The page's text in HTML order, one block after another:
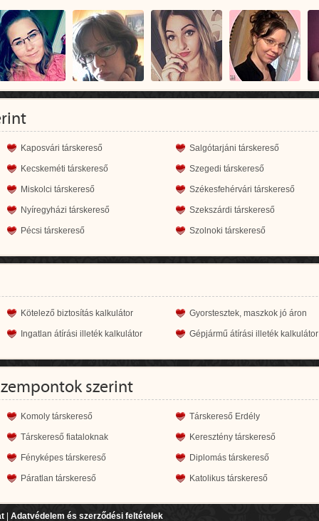
Kaposvári társkereső Salgótarjáni társkereső
Kecskeméti társkereső Szegedi társkereső
Miskolci társkereső Székesfehérvári társkereső
Nyíregyházi társkereső Szekszárdi társkereső
Pécsi társkereső Szolnoki társkereső
Kötelező biztosítás kalkulátor Gyorstesztek, maszkok jó áron
Ingatlan átírási illeték kalkulátor Gépjármű átírási illeték kalkulátor
szerint
Komoly társkereső Társkereső Erdély
Társkereső fiataloknak Keresztény társkereső
Fényképes társkereső Diplomás társkereső
Páratlan társkereső Katolikus társkereső
Adatvédelem és szerződési feltételek